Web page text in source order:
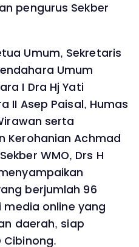
pengurus Sekber
Umum, Sekretaris
Umum
I Dra Hj Yati
II Asep Paisal, Humas
serta
Kerohanian Achmad
WMO, Drs H
berjumlah 96
online yang
daerah, siap
Cibinong.